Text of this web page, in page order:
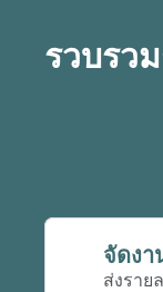
รวบรว
จัดงา
ส่งราย